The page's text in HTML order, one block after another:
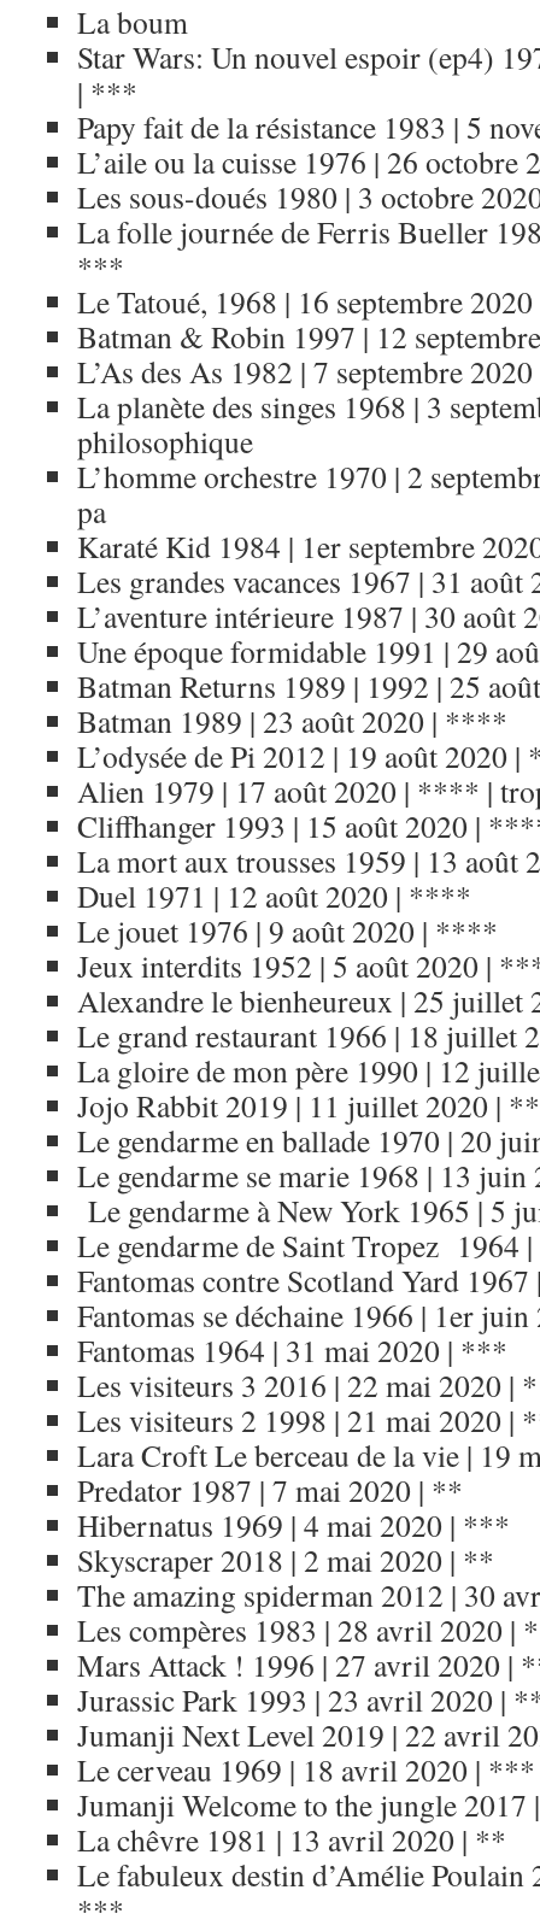
La boum
Star Wars: Un nouvel espoir (ep4)
| ***
Papy fait de la résistance 1983 | 5
L’aile ou la cuisse 1976 | 26
Les sous-doués 1980 | 3 octobre
La folle journée de Ferris Bueller
***
Le Tatoué, 1968 | 16 septembre
Batman & Robin 1997 | 12
L’As des As 1982 | 7 septembre
La planète des singes 1968 | 3
philosophique
L’homme orchestre 1970 | 2
pa
Karaté Kid 1984 | 1er septembre
Les grandes vacances 1967 | 31
L’aventure intérieure 1987 | 30
Une époque formidable 1991 | 29
Batman Returns 1989 | 1992 | 25
Batman 1989 | 23 août 2020 | ****
L’odysée de Pi 2012 | 19 août 2020
Alien 1979 | 17 août 2020 | **** |
Cliffhanger 1993 | 15 août 2020 |
La mort aux trousses 1959 | 13
Duel 1971 | 12 août 2020 | ****
Le jouet 1976 | 9 août 2020 | ****
Jeux interdits 1952 | 5 août 2020 |
Alexandre le bienheureux | 25
Le grand restaurant 1966 | 18
La gloire de mon père 1990 | 12
Jojo Rabbit 2019 | 11 juillet 2020 |
Le gendarme en ballade 1970 | 20
Le gendarme se marie 1968 | 13
Le gendarme à New York 1965 | 5
Le gendarme de Saint Tropez
Fantomas contre Scotland Yard
Fantomas se déchaine 1966 | 1er
Fantomas 1964 | 31 mai 2020 | ***
Les visiteurs 3 2016 | 22 mai 2020 | *
Les visiteurs 2 1998 | 21 mai 2020 |
Lara Croft Le berceau de la vie | 19
Predator 1987 | 7 mai 2020 | **
Hibernatus 1969 | 4 mai 2020 | ***
Skyscraper 2018 | 2 mai 2020 | **
The amazing spiderman 2012 | 30
Les compères 1983 | 28 avril 2020 |
Mars Attack ! 1996 | 27 avril 2020
Jurassic Park 1993 | 23 avril 2020 |
Jumanji Next Level 2019 | 22 avril
Le cerveau 1969 | 18 avril 2020 | ***
Jumanji Welcome to the jungle
La chêvre 1981 | 13 avril 2020 | **
Le fabuleux destin d’Amélie
***